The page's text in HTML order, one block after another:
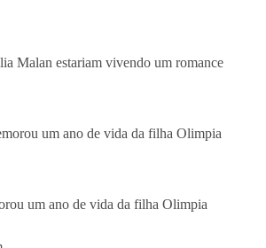
Malan estariam vivendo um romance
um ano de vida da filha Olimpia